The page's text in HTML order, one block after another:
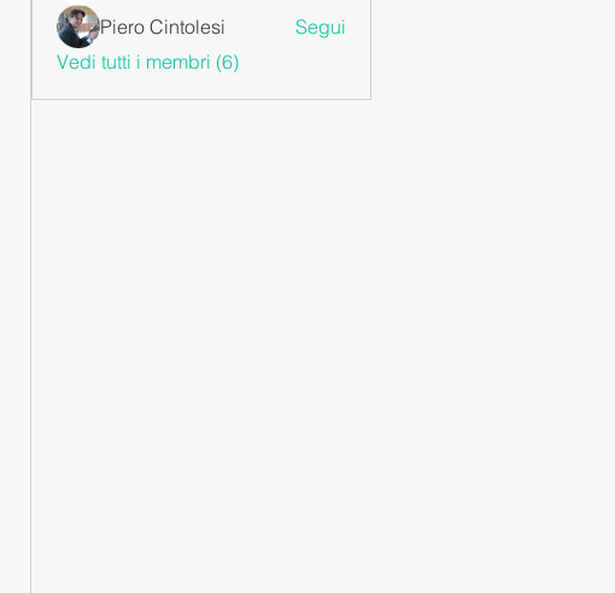
Piero Cintolesi
Segui
Vedi tutti i membri (6)